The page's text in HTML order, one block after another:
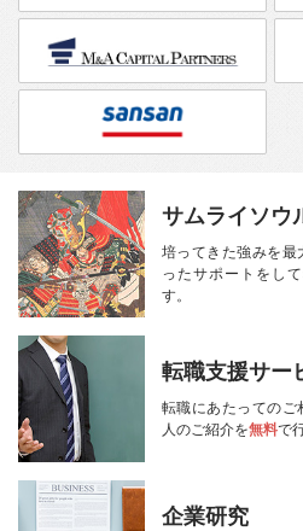
サムライソウ
培ってきた強みを最
ったサポートをして
す。
転職支援サー
転職にあたってのご
人のご紹介を無料で
企業研究